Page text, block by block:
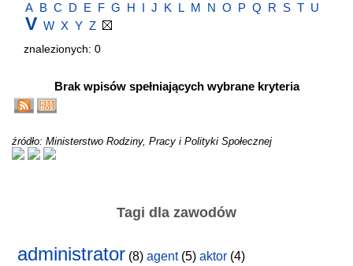
A B C D E F G H I J K L M N O P Q R S T U
V W X Y Z
znalezionych: 0
Brak wpisów spełniających wybrane kryteria
źródło: Ministerstwo Rodziny, Pracy i Polityki Społecznej
Tagi dla zawodów
administrator (8) agent(5) aktor (4)